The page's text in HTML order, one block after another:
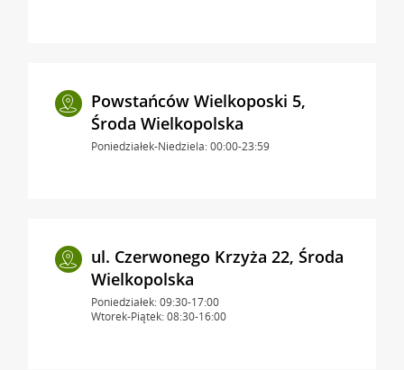
Powstańców Wielkoposki 5,
Środa Wielkopolska
Poniedziałek-Niedziela: 00:00-23:59
ul. Czerwonego Krzyża 22, Środa
Wielkopolska
Poniedziałek: 09:30-17:00
Wtorek-Piątek: 08:30-16:00